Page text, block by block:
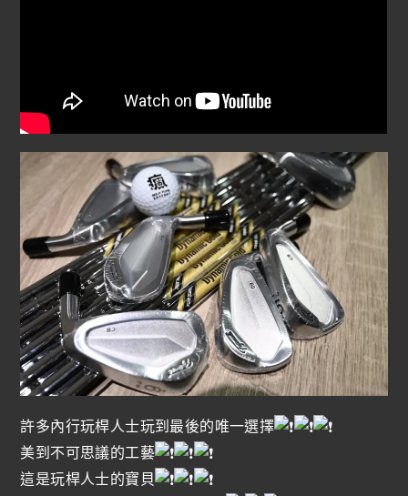
許多內行玩桿人士玩到最後的唯一選擇
美到不可思議的工藝
這是玩桿人士的寶貝